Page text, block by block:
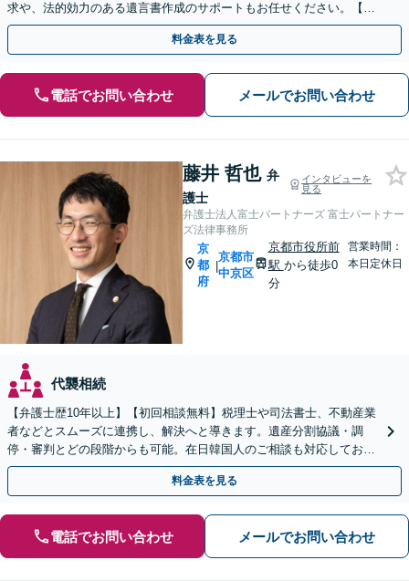
求や、法的効力のある遺言書作成のサポートもお任せください。【京
阪丹波橋駅徒歩1分】【初回相談無料】
料金表を見る
電話でお問い合わせ メールでお問い合わせ
藤井 哲也 弁
護士
インタビューを
見る
弁護士法人富士パートナーズ 富士パートナー
ズ法律事務所
京
都
府
|
京都市
中京区
京都市役所前
駅 から徒歩0
分
営業時間：
本日定休日
代襲相続
【弁護士歴10年以上】【初回相談無料】税理士や司法書士、不動産業
者などとスムーズに連携し、解決へと導きます。遺産分割協議・調
停・審判とどの段階からも可能。在日韓国人のご相談も対応しており
ます【休日・夜間相談可】【京都市役所前駅5分】
料金表を見る
電話でお問い合わせ メールでお問い合わせ